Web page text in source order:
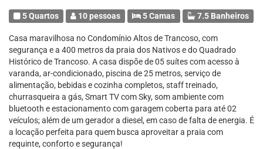
5 Quartos 10 pessoas 5 Camas 7.5 Banheiros
Casa maravilhosa no Condomínio Altos de Trancoso, com
segurança e a 400 metros da praia dos Nativos e do Quadrado
Histórico de Trancoso. A casa dispõe de 05 suítes com acesso à
varanda, ar-condicionado, piscina de 25 metros, serviço de
alimentação, bebidas e cozinha completos, staff treinado,
churrasqueira a gás, Smart TV com Sky, som ambiente com
bluetooth e estacionamento com garagem coberta para até 02
veículos; além de um gerador a diesel, em caso de falta de energia. É
a locação perfeita para quem busca aproveitar a praia com
requinte, conforto e segurança!